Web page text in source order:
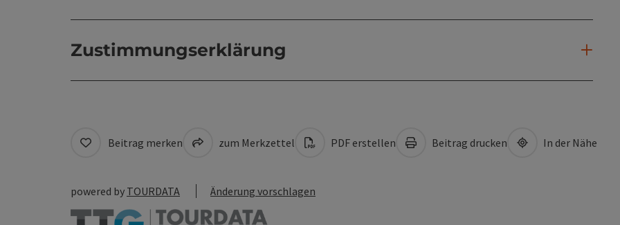
Zustimmungserklärung
Beitrag merken zum Merkzettel PDF erstellen Beitrag drucken In der Nähe
powered by TOURDATA Änderung vorschlagen